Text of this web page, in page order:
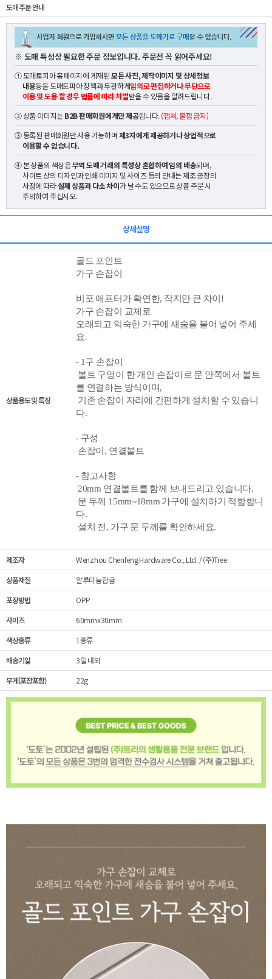
도매 주문 안내
※ 도매 특성상 필요한 주문 정보입니다. 주문전 꼭 읽어주세요!
① 도매토피아 홈페이지에 게재된모든 사진, 제작이미지 및 상세정보
내용등을 도매토피아 정책과 무관하게임의로 편집하거나 무단으로
이용 및 도용 할 경우 법률에 따라 처벌받을 수 있음을 알려드립니다.
② 상품 이미지는B2B 판매회원에게만 제공됩니다.(캡쳐, 불펌 금지)
③ 등록된 판매회원만 사용 가능하며제3자에게 제공하거나 상업적으로
이용할 수 없습니다.
④ 본 상품의 색상은무역 도매 거래의 특성상 혼합하여 임의 배송되며,
사이트 상의 디자인과 인쇄 이미지 및 사이즈 등의 안내는 제조 공장의
사정에 따라실제 상품과 다소 차이가 날 수도 있으므로 상품 주문 시
주의하여 주십시오.
상세설명
상품용도 및 특징
골드 포인트
가구 손잡이
비포 애프터가 확연한, 작지만 큰 차이!
가구 손잡이 교체로
오래되고 익숙한 가구에 새숨을 불어 넣어 주세
요.
-1구 손잡이
볼트 구멍이 한 개인 손잡이로 문 안쪽에서 볼트
를 연결하는 방식이며,
기존 손잡이 자리에 간편하게 설치할 수 있습니
다.
- 구성
손잡이, 연결볼트
- 참고사항
20mm 연결볼트를 함께 보내드리고 있습니다.
문 두께 15mm~18mm 가구에 설치하기 적합합니
다.
설치 전, 가구 문 두께를 확인하세요.
제조자
Wenzhou Chenfeng Hardware Co., Ltd. / (주)Tree
상품재질
알루미늄합금
포장방법
OPP
사이즈
60mmx30mm
색상종류
1종류
배송기일
3일 내외
무게(포장포함)
22g